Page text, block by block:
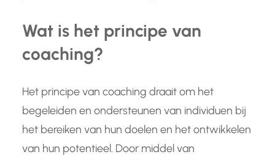
Wat is het principe van
coaching?
Het principe van coaching draait om het
begeleiden en ondersteunen van individuen bij
het bereiken van hun doelen en het ontwikkelen
van hun potentieel. Door middel van